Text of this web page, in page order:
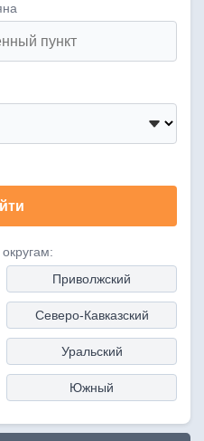
Приволжский
Северо-Кавказский
Уральский
Южный